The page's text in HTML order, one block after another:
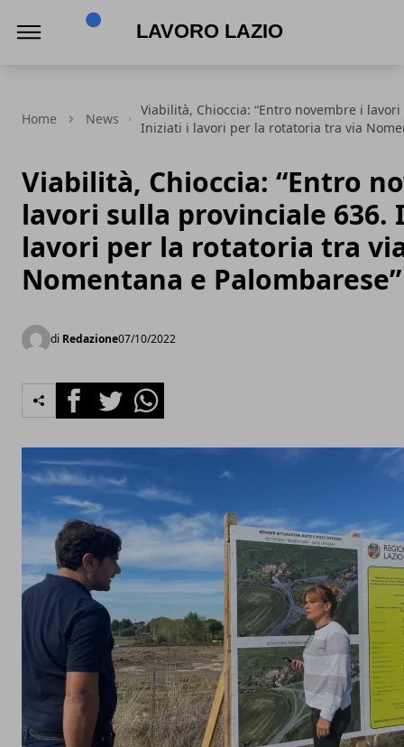
Home News
Viabilità, Chioccia: “Entro novembre i
Iniziati i lavori per la rotatoria tra via
Viabilità, Chioccia: “Entro
lavori sulla provinciale 636.
lavori per la rotatoria tra
Nomentana e Palombarese”
di Redazione07/10/2022
FacebookTwitterWhatsapp